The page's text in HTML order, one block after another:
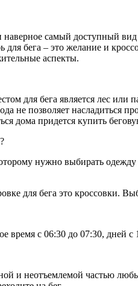
самый доступный вид
бега – это желание и
аспекты.
для бега является лес или
не позволяет насладиться
дома придется купить
нужно выбирать одежду
для бега это кроссовки.
время с 06:30 до 07:30, дней
и неотъемлемой частью